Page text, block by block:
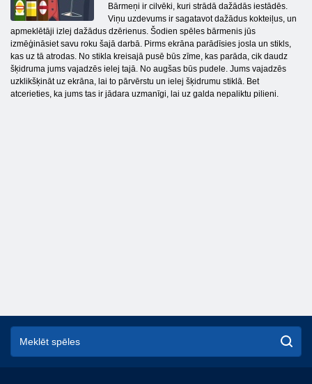
Bārmeņi ir cilvēki, kuri strādā dažādās iestādēs.
Viņu uzdevums ir sagatavot dažādus kokteiļus, un
apmeklētāji izlej dažādus dzērienus. Šodien spēles bārmenis jūs
izmēģināsiet savu roku šajā darbā. Pirms ekrāna parādīsies josla un stikls,
kas uz tā atrodas. No stikla kreisajā pusē būs zīme, kas parāda, cik daudz
šķidruma jums vajadzēs ielej tajā. No augšas būs pudele. Jums vajadzēs
uzklikšķināt uz ekrāna, lai to pārvērstu un ielej šķidrumu stiklā. Bet
atcerieties, ka jums tas ir jādara uzmanīgi, lai uz galda nepaliktu pilieni.